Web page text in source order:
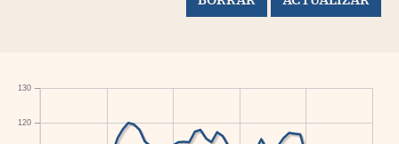
120
130